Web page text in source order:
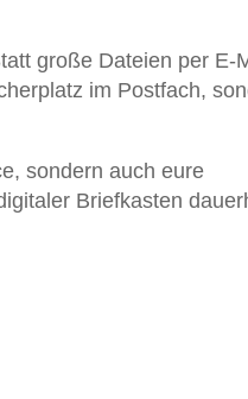
große Dateien per E-
im Postfach,
sondern auch eure
Briefkasten